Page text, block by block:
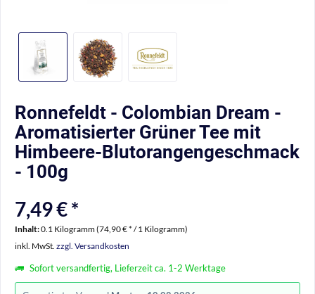
Ronnefeldt - Colombian Dream -
Aromatisierter Grüner Tee mit
Himbeere-Blutorangengeschmack
- 100g
7,49 € *
Inhalt:0.1 Kilogramm (74,90 € * / 1 Kilogramm)
inkl. MwSt. zzgl. Versandkosten
Sofort versandfertig, Lieferzeit ca. 1-2 Werktage